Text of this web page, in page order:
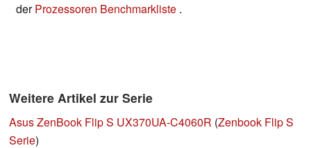
derProzessoren Benchmarkliste .
Weitere Artikel zur Serie
Asus ZenBook Flip S UX370UA-C4060R (Zenbook Flip S
Serie)